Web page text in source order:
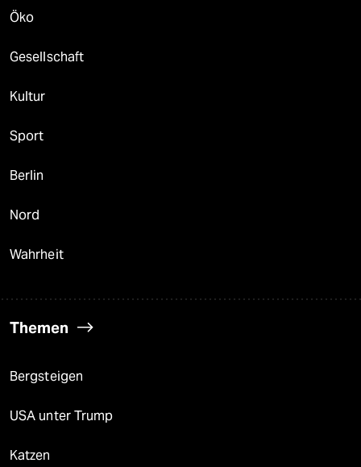
Öko
Gesellschaft
Kultur
Sport
Berlin
Nord
Wahrheit
Themen
Bergsteigen
USA unter Trump
Katzen